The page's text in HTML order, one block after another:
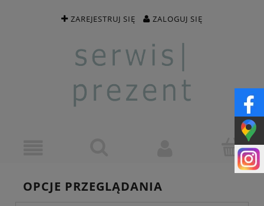
ZAREJESTRUJ SIĘ ZALOGUJ SIĘ
OPCJE PRZEGLĄDANIA